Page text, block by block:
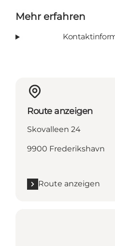
Mehr erfahren
Route anzeigen
Skovalleen 24
9900 Frederikshavn
Route anzeigen